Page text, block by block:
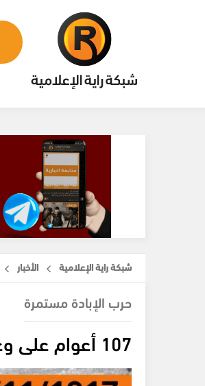
شبكة راية الإعلامية الأخبار
حرب الإبادة مستمرة
107 أعوام على وعد "بلفور" المشؤوم